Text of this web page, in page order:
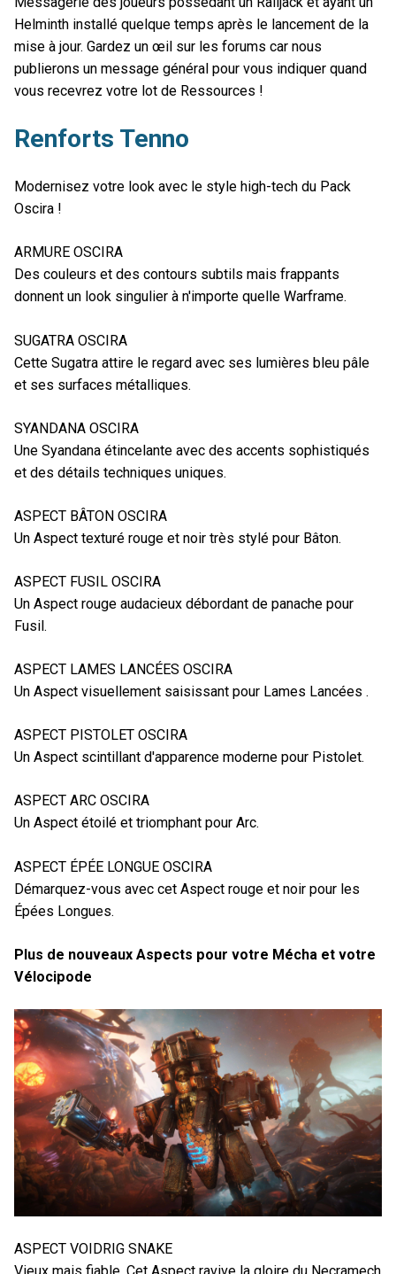
Helminth installé quelque temps après le lancement de la
mise à jour. Gardez un œil sur les forums car nous
publierons un message général pour vous indiquer quand
vous recevrez votre lot de Ressources !
Renforts Tenno
Modernisez votre look avec le style high-tech du Pack
Oscira !
ARMURE OSCIRA
Des couleurs et des contours subtils mais frappants
donnent un look singulier à n'importe quelle Warframe.
SUGATRA OSCIRA
Cette Sugatra attire le regard avec ses lumières bleu pâle
et ses surfaces métalliques.
SYANDANA OSCIRA
Une Syandana étincelante avec des accents sophistiqués
et des détails techniques uniques.
ASPECT BÂTON OSCIRA
Un Aspect texturé rouge et noir très stylé pour Bâton.
ASPECT FUSIL OSCIRA
Un Aspect rouge audacieux débordant de panache pour
Fusil.
ASPECT LAMES LANCÉES OSCIRA
Un Aspect visuellement saisissant pour Lames Lancées .
ASPECT PISTOLET OSCIRA
Un Aspect scintillant d'apparence moderne pour Pistolet.
ASPECT ARC OSCIRA
Un Aspect étoilé et triomphant pour Arc.
ASPECT ÉPÉE LONGUE OSCIRA
Démarquez-vous avec cet Aspect rouge et noir pour les
Épées Longues.
Plus de nouveaux Aspects pour votre Mécha et votre
Vélocipode
ASPECT VOIDRIG SNAKE